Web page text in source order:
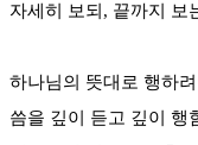
자세히 보되, 끝까지 보
하나님의 뜻대로 행하
씀을 깊이 듣고 깊이 행